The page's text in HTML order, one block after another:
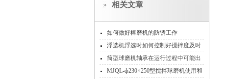
相关文章
如何做好棒磨机的防锈工作
浮选机浮选时如何控制好搅拌度及时
间
筒型球磨机轴承在运行过程中可能出
现的问题及解决方法
MJQL-ф230×250型搅拌球磨机使用和